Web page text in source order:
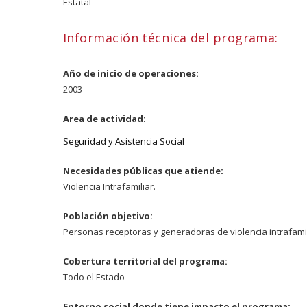
Información técnica del programa:
Año de inicio de operaciones:
2003
Area de actividad:
Seguridad y Asistencia Social
Necesidades públicas que atiende:
Violencia Intrafamiliar.
Población objetivo:
Personas receptoras y generadoras de violencia
Cobertura territorial del programa:
Todo el Estado